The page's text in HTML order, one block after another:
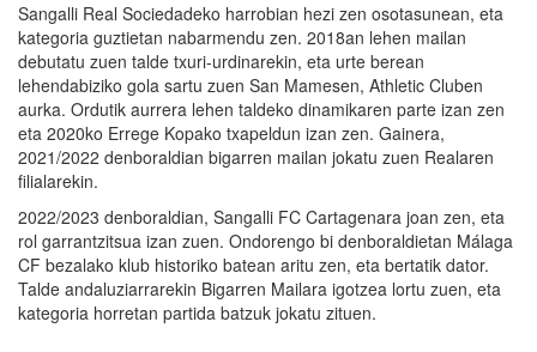
Sangalli Real Sociedadeko harrobian hezi zen osotasunean, eta
kategoria guztietan nabarmendu zen. 2018an lehen mailan
debutatu zuen talde txuri-urdinarekin, eta urte berean
lehendabiziko gola sartu zuen San Mamesen, Athletic Cluben
aurka. Ordutik aurrera lehen taldeko dinamikaren parte izan zen
eta 2020ko Errege Kopako txapeldun izan zen. Gainera,
2021/2022 denboraldian bigarren mailan jokatu zuen Realaren
filialarekin.
2022/2023 denboraldian, Sangalli FC Cartagenara joan zen, eta
rol garrantzitsua izan zuen. Ondorengo bi denboraldietan Málaga
CF bezalako klub historiko batean aritu zen, eta bertatik dator.
Talde andaluziarrarekin Bigarren Mailara igotzea lortu zuen, eta
kategoria horretan partida batzuk jokatu zituen.